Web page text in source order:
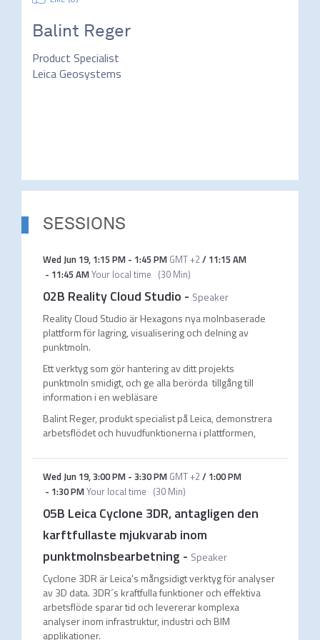
Balint Reger
Product Specialist
Leica Geosystems
SESSIONS
Wed Jun 19, 1:15 PM- 1:45 PM GMT +2/ 11:15 AM
- 11:45 AMYour local time (30 Min)
02B Reality Cloud Studio - Speaker
Reality Cloud Studio är Hexagons nya molnbaserade
plattform för lagring, visualisering och delning av
punktmoln.
Ett verktyg som gör hantering av ditt projekts
punktmoln smidigt, och ge alla berörda tillgång till
information i en webläsare
Balint Reger, produkt specialist på Leica, demonstrera
arbetsflödet och huvudfunktionerna i plattformen,
Wed Jun 19,3:00 PM- 3:30 PM GMT +2/ 1:00 PM
- 1:30 PMYour local time (30 Min)
05B Leica Cyclone 3DR, antagligen den
karftfullaste mjukvarab inom
punktmolnsbearbetning - Speaker
Cyclone 3DR är Leica's mångsidigt verktyg för analyser
av 3D data. 3DR´s kraftfulla funktioner och effektiva
arbetsflöde sparar tid och levererar komplexa
analyser inom infrastruktur, industri och BIM
applikationer.